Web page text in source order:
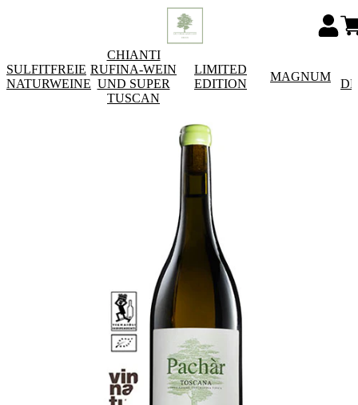
SULFITFREIE
NATURWEINE
CHIANTI
RUFINA-WEIN
UND SUPER
TUSCAN
LIMITED
EDITION
MAGNUM